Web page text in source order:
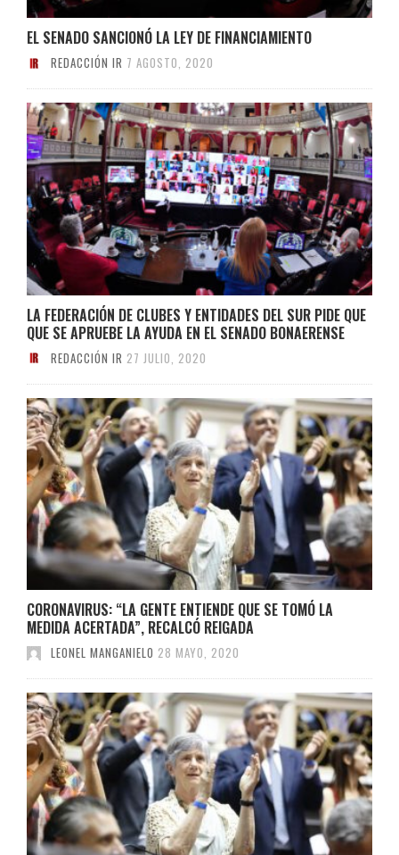
EL SENADO SANCIONÓ LA LEY DE FINANCIAMIENTO
REDACCIÓN IR 7 AGOSTO, 2020
LA FEDERACIÓN DE CLUBES Y ENTIDADES DEL SUR PIDE QUE
QUE SE APRUEBE LA AYUDA EN EL SENADO BONAERENSE
REDACCIÓN IR 27 JULIO, 2020
CORONAVIRUS: “LA GENTE ENTIENDE QUE SE TOMÓ LA
MEDIDA ACERTADA”, RECALCÓ REIGADA
LEONEL MANGANIELO 28 MAYO, 2020